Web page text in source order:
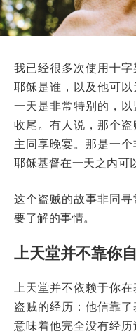
我已经很多次使用十
耶稣是谁，以及他可
一天是非常特别的，
收尾。有人说，那个
主同享晚宴。那是一
耶稣基督在一天之内可
这个盗贼的故事非同
要了解的事情。
上天堂并不靠你
上天堂并不依赖于你
盗贼的经历：他信靠
意味着他完全没有经